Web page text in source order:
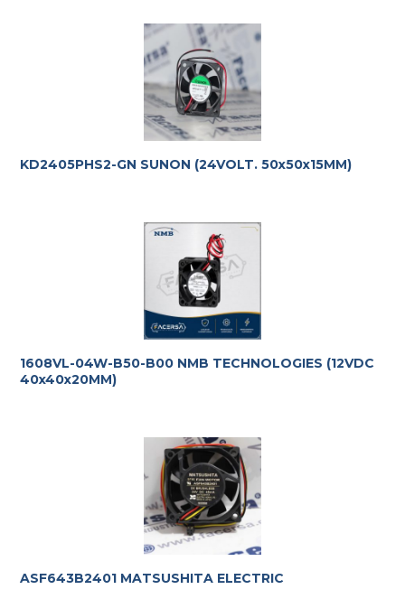
KD2405PHS2-GN SUNON (24VOLT. 50x50x15MM)
1608VL-04W-B50-B00 NMB TECHNOLOGIES (12VDC
40x40x20MM)
ASF643B2401 MATSUSHITA ELECTRIC